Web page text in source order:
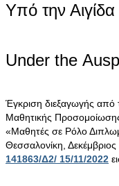
Υπό την Αιγίδα
Under the
Έγκριση διεξαγωγής
Μαθητικής
«Μαθητές σε Ρόλο
Θεσσαλονίκη, Δεκέμβριος
141863/Δ2/ 15/11/2022